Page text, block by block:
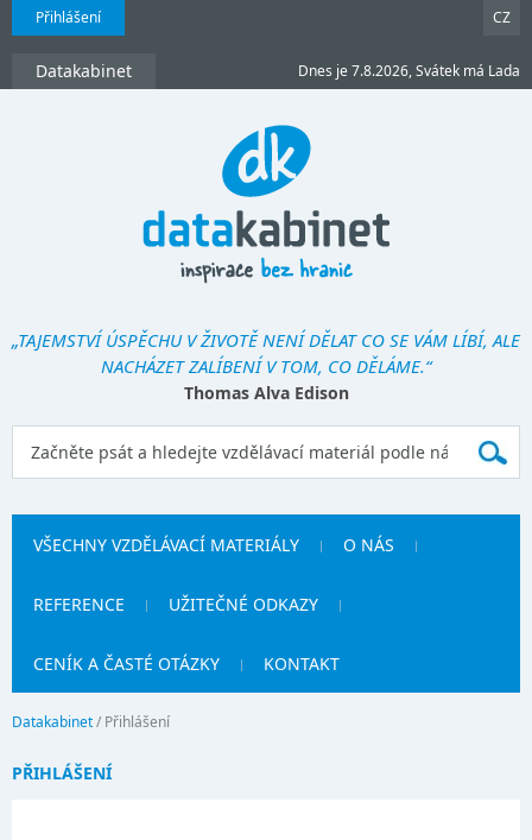
Přihlášení CZ
Datakabinet Dnes je 7.8.2026, Svátek má Lada
„TAJEMSTVÍ ÚSPĚCHU V ŽIVOTĚ NENÍ DĚLAT CO SE VÁM LÍBÍ, ALE
NACHÁZET ZALÍBENÍ V TOM, CO DĚLÁME.“
Thomas Alva Edison
VŠECHNY VZDĚLÁVACÍ MATERIÁLY O NÁS
REFERENCE UŽITEČNÉ ODKAZY
CENÍK A ČASTÉ OTÁZKY KONTAKT
Datakabinet/ Přihlášení
PŘIHLÁŠENÍ